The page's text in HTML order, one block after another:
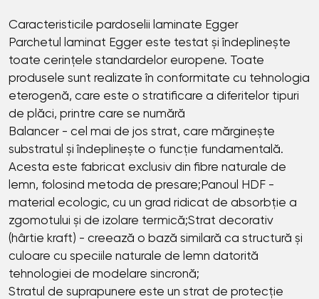
Caracteristicile pardoselii laminate Egger
Parchetul laminat Egger este testat și îndeplinește
toate cerințele standardelor europene. Toate
produsele sunt realizate în conformitate cu tehnologia
eterogenă, care este o stratificare a diferitelor tipuri
de plăci, printre care se numără
Balancer - cel mai de jos strat, care mărginește
substratul și îndeplinește o funcție fundamentală.
Acesta este fabricat exclusiv din fibre naturale de
lemn, folosind metoda de presare;Panoul HDF -
material ecologic, cu un grad ridicat de absorbție a
zgomotului și de izolare termică;Strat decorativ
(hârtie kraft) - creează o bază similară ca structură și
culoare cu speciile naturale de lemn datorită
tehnologiei de modelare sincronă;
Stratul de suprapunere este un strat de protecție